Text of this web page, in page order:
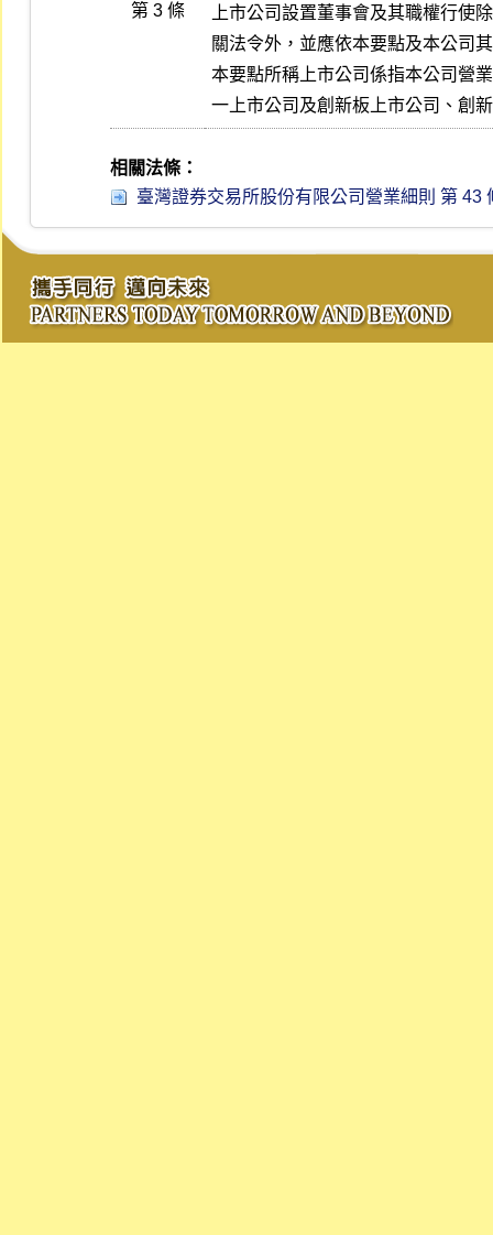
第 3 條
上市公司設置董事會及其職權行使
關法令外，並應依本要點及本公司
本要點所稱上市公司係指本公司營
一上市公司及創新板上市公司、創
相關法條：
臺灣證券交易所股份有限公司營業細則 第 43